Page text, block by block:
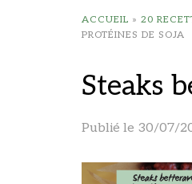
ACCUEIL » 20
PROTÉINES DE SOJA
Steaks
Publié le 30/07/